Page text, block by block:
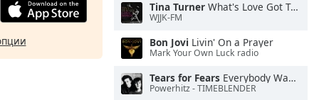
Tina Turner What's Love Got To Do With It
WJJK-FM
Bon Jovi Livin' On a Prayer
Mark Your Own Luck radio
Tears for Fears Everybody Wants To Rule the World
Powerhitz - TIMEBLENDER